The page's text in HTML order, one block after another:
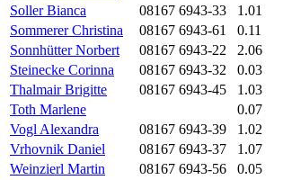
Soller Bianca
08167 6943-33 1.01
Sommerer Christina
08167 6943-61 0.11
Sonnhütter Norbert
08167 6943-22 2.06
Steinecke Corinna
08167 6943-32 0.03
Thalmair Brigitte
08167 6943-45 1.03
Toth Marlene
0.07
Vogl Alexandra
08167 6943-39 1.02
Vrhovnik Daniel
08167 6943-37 1.07
Weinzierl Martin
08167 6943-56 0.05